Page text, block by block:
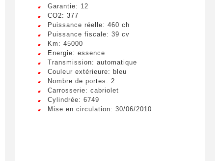
Créer une alerte
Remplissez le formulaire ci-dessous pour recevoir
une notification par e-mail dès qu’un véhicule
correspondant à vos critères sera disponible.
Civilité *
M.
LIVRAISON PARTOUT EN
FRANCE
Garantie: 12
CO2: 377
Puissance réelle: 460 ch
Puissance fiscale: 39 cv
Km: 45000
Energie: essence
Transmission: automatique
Couleur extérieure: bleu
Nombre de portes: 2
Carrosserie: cabriolet
Cylindrée: 6749
Mise en circulation: 30/06/2010